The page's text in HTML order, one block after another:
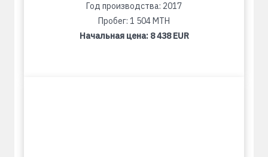
Год производства: 2017
Пробег: 1 504 MTH
Начальная цена: 8 438 EUR